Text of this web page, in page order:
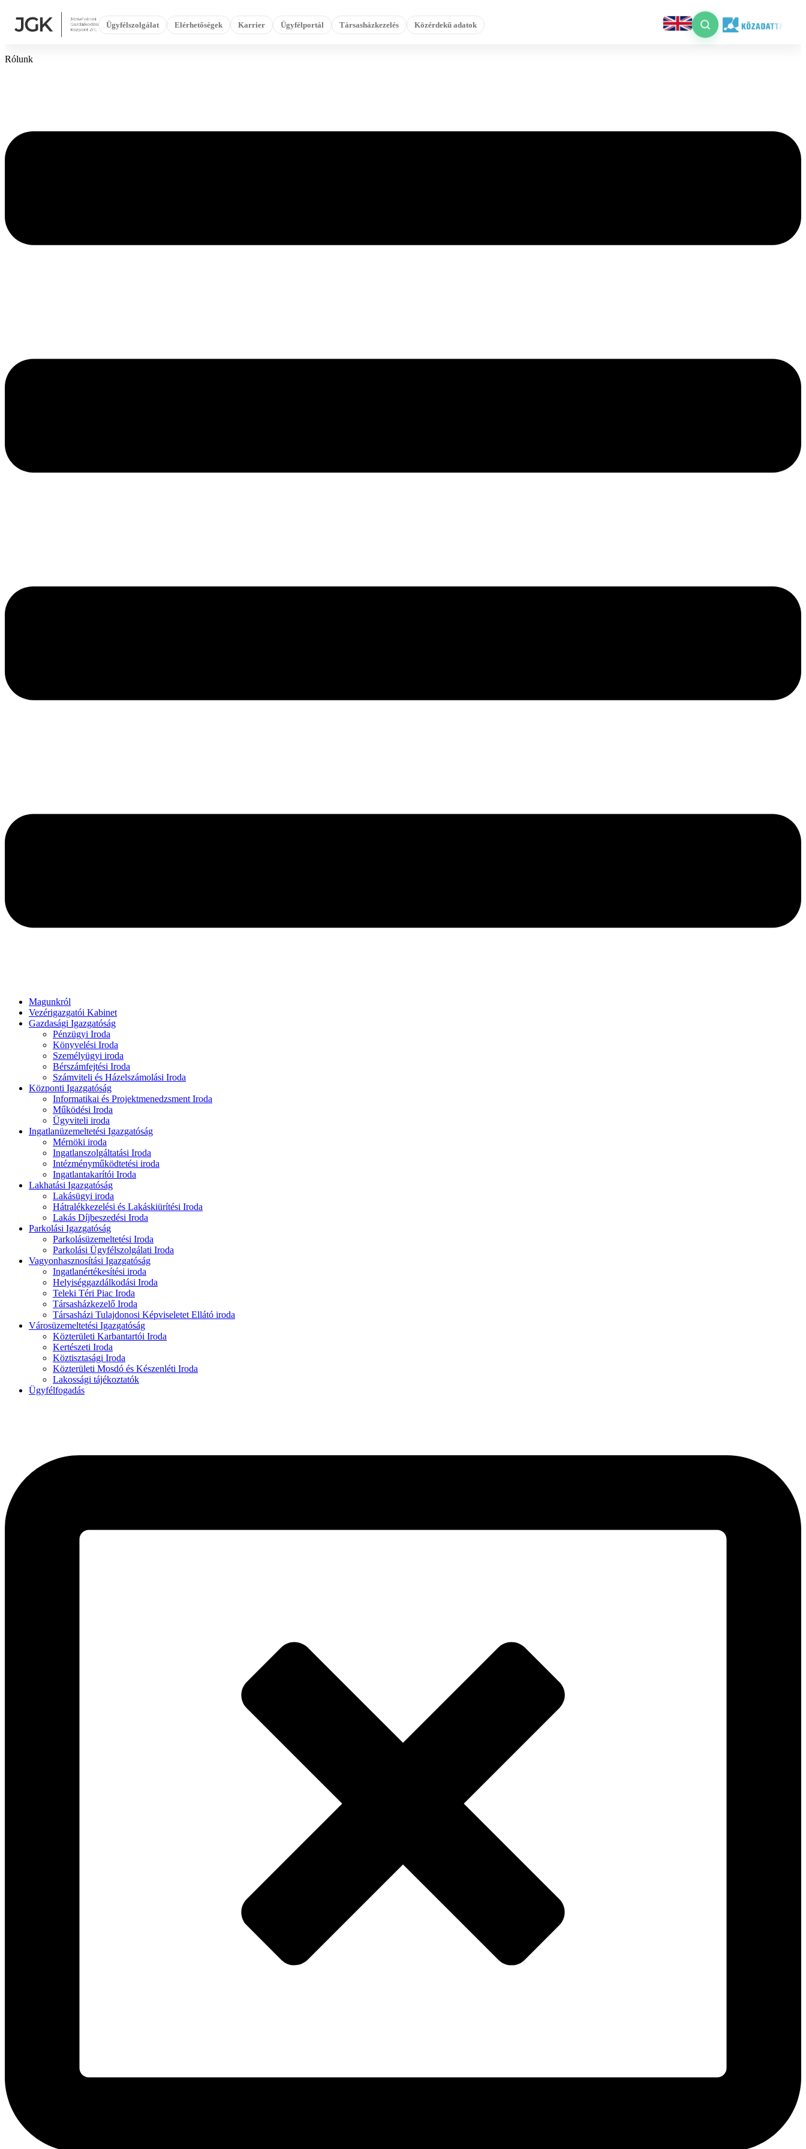
tartalomhoz
Ügyfélszolgálat Elérhetőségek Karrier Ügyfélportál Társasházkezelés Közérdekű adatok
Rólunk
Magunkról
Vezérigazgatói Kabinet
Gazdasági Igazgatóság
Pénzügyi Iroda
Könyvelési Iroda
Személyügyi iroda
Bérszámfejtési Iroda
Számviteli és Házelszámolási Iroda
Központi Igazgatóság
Informatikai és Projektmenedzsment Iroda
Működési Iroda
Ügyviteli iroda
Ingatlanüzemeltetési Igazgatóság
Mérnöki iroda
Ingatlanszolgáltatási Iroda
Intézményműködtetési iroda
Ingatlantakarítói Iroda
Lakhatási Igazgatóság
Lakásügyi iroda
Hátralékkezelési és Lakáskiürítési Iroda
Lakás Díjbeszedési Iroda
Parkolási Igazgatóság
Parkolásüzemeltetési Iroda
Parkolási Ügyfélszolgálati Iroda
Vagyonhasznosítási Igazgatóság
Ingatlanértékesítési iroda
Helyiséggazdálkodási Iroda
Teleki Téri Piac Iroda
Társasházkezelő Iroda
Társasházi Tulajdonosi Képviseletet Ellátó iroda
Városüzemeltetési Igazgatóság
Közterületi Karbantartói Iroda
Kertészeti Iroda
Köztisztasági Iroda
Közterületi Mosdó és Készenléti Iroda
Lakossági tájékoztatók
Ügyfélfogadás